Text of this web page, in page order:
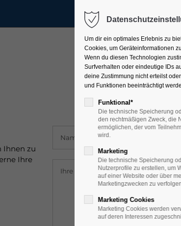
HOME UI5
Ihnen zu
Ihre
Um dir ein optimales Erlebnis zu
Cookies, um Geräteinformationen
Wenn du diesen Technologien
Surfverhalten oder eindeutige IDs
deine Zustimmung nicht erteilst
und Funktionen beeinträchtigt
Funktional*
Die technische Speicherung
den rechtmäßigen Zweck, die
ermöglichen, der vom
wird.
Marketing
Die technische Speicherung
Nutzerprofile zu erstellen, um
auf einer Website oder über
Marketingzwecken zu
Marketing Cookies
Marketing Cookies werden
auf deren Interessen